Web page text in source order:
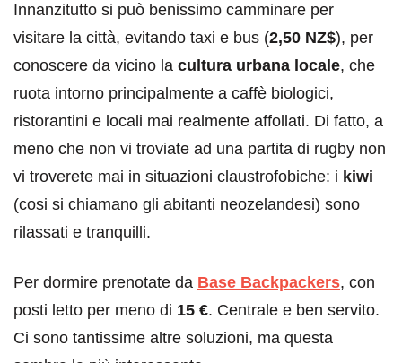
Innanzitutto si può benissimo camminare per
visitare la città, evitando taxi e bus (2,50 NZ$), per
conoscere da vicino la cultura urbana locale, che
ruota intorno principalmente a caffè biologici,
ristorantini e locali mai realmente affollati. Di fatto, a
meno che non vi troviate ad una partita di rugby non
vi troverete mai in situazioni claustrofobiche: i kiwi
(cosi si chiamano gli abitanti neozelandesi) sono
rilassati e tranquilli.
Per dormire prenotate da Base Backpackers, con
posti letto per meno di 15 €. Centrale e ben servito.
Ci sono tantissime altre soluzioni, ma questa